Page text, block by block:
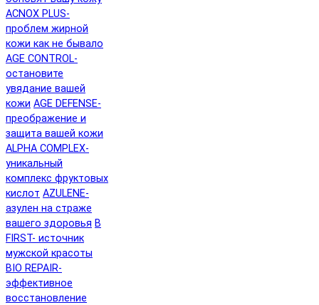
ACNOX PLUS-
проблем жирной
кожи как не бывало
AGE CONTROL-
остановите
увядание вашей
кожи AGE DEFENSE-
преображение и
защита вашей кожи
ALPHA COMPLEX-
уникальный
комплекс фруктовых
кислот AZULENE-
азулен на страже
вашего здоровья B
FIRST- источник
мужской красоты
BIO REPAIR-
эффективное
восстановление